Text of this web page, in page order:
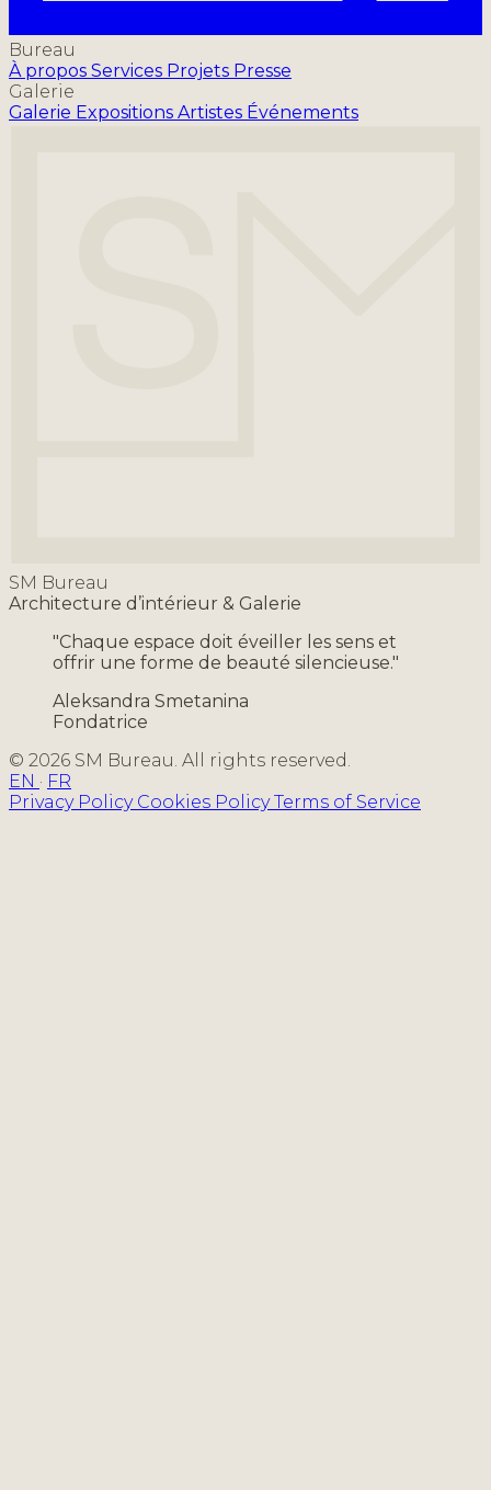
Bureau
À propos Services Projets Presse
Galerie
Galerie Expositions Artistes Événements
SM Bureau
Architecture d’intérieur & Galerie
"Chaque espace doit éveiller les sens et
offrir une forme de beauté silencieuse."
Aleksandra Smetanina
Fondatrice
© 2026 SM Bureau. All rights reserved.
EN · FR
Privacy Policy Cookies PolicyTerms of Service